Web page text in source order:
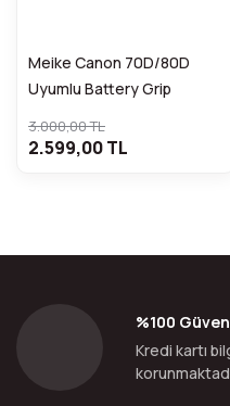
Meike Canon 70D/80D
Uyumlu Battery Grip
3.000,00 TL
2.599,00 TL
%100
Kredi kartı